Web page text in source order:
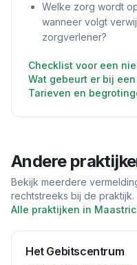
Welke zorg wordt
wanneer volgt
zorgverlener?
Checklist voor een
Wat gebeurt er bij
Tarieven en
Andere
Bekijk meerdere
rechtstreeks bij de praktijk.
Alle praktijken in
Het Gebitscentrum